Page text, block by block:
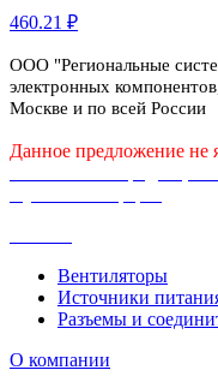
460.21 ₽
ООО "Региональные
электронных
Москве и по всей России
Данное предложение не
Вентиляторы
Источники
Разъемы и
О компании